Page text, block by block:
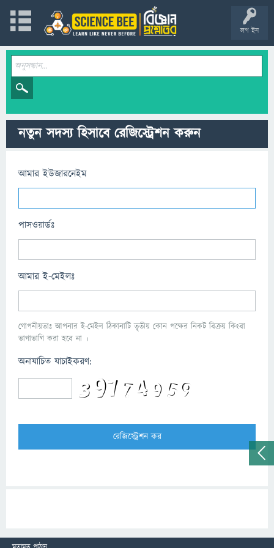
লগ ইন
নতুন সদস্য হিসাবে রেজিস্ট্রেশন করুন
আমার ইউজারনেইম
পাসওয়ার্ডঃ
আমার ই-মেইলঃ
গোপনীয়তাঃ আপনার ই-মেইল ঠিকানাটি তৃতীয় কোন পক্ষের নিকট বিক্রয় কিংবা
ভাগাভাগি করা হবে না ।
অনাযাচিত যাচাইকরণ: